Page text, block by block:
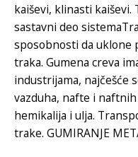
kaiševi, klinasti kaiševi.
sastavni deo sistema
sposobnosti da uklone
traka. Gumena creva
industrijama, najčešće
vazduha, nafte i
hemikalija i ulja.
trake. GUMIRANJE